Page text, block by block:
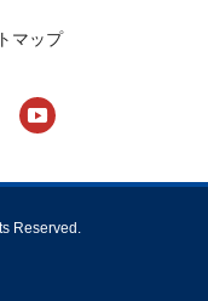
マップ
Reserved.